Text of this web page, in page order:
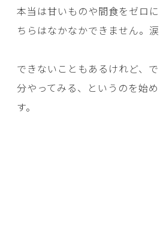
本当は甘いものや間食をゼロ
ちらはなかなかできません。涙
できないこともあるけれど、
分やってみる、というのを始
す。